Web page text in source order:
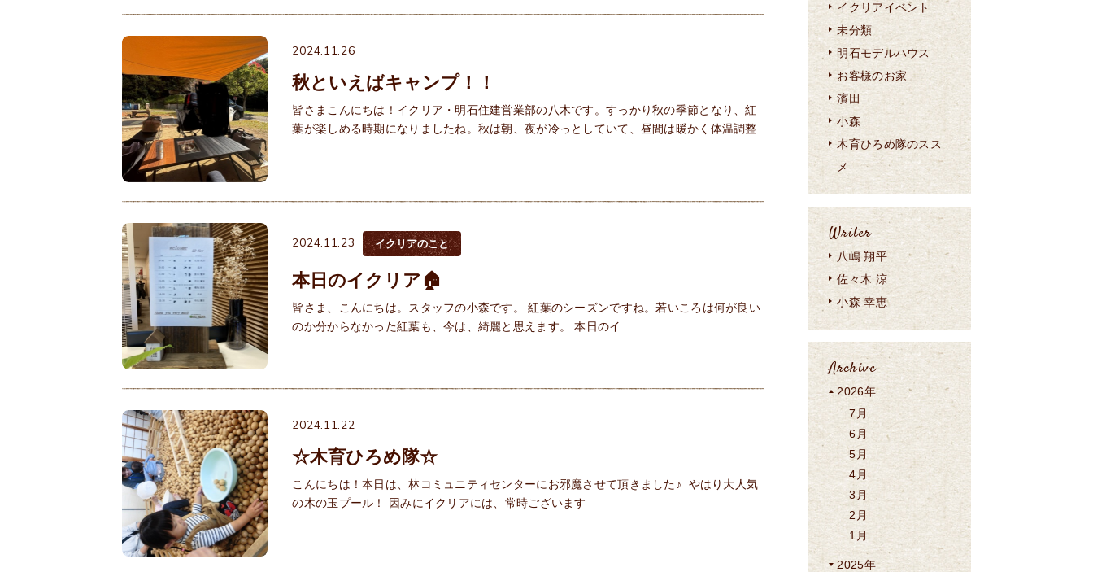
2024.11.26
秋といえばキャンプ！！
皆さまこんにちは！イクリア・明石住建営業部の八木です。すっかり秋の季節となり、紅
葉が楽しめる時期になりましたね。秋は朝、夜が冷っとしていて、昼間は暖かく体温調整
2024.11.23 イクリアのこと
本日のイクリア🏠
皆さま、こんにちは。スタッフの小森です。 紅葉のシーズンですね。若いころは何が良い
のか分からなかった紅葉も、今は、綺麗と思えます。 本日のイ
2024.11.22
☆木育ひろめ隊☆
こんにちは！本日は、林コミュニティセンターにお邪魔させて頂きました♪ やはり大人気
の木の玉プール！ 因みにイクリアには、常時ございます
イクリアイベント
未分類
明石モデルハウス
お客様のお家
濱田
小森
木育ひろめ隊のスス
メ
Writer
八嶋 翔平
佐々木 涼
小森 幸恵
Archive
2026年
7月
6月
5月
4月
3月
2月
1月
2025年